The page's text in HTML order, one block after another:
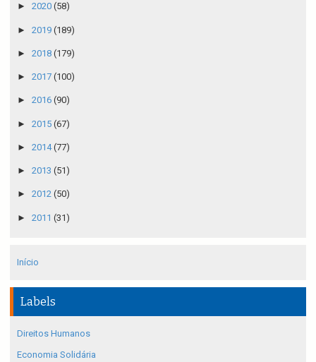
► 2020 (58)
► 2019 (189)
► 2018 (179)
► 2017 (100)
► 2016 (90)
► 2015 (67)
► 2014(77)
► 2013 (51)
► 2012 (50)
► 2011 (31)
Início
Labels
Direitos Humanos
Economia Solidária